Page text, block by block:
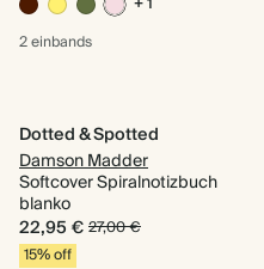
2 einbands
Dotted & Spotted
Damson Madder
Softcover Spiralnotizbuch
blanko
22,95 €27,00 €
15% off